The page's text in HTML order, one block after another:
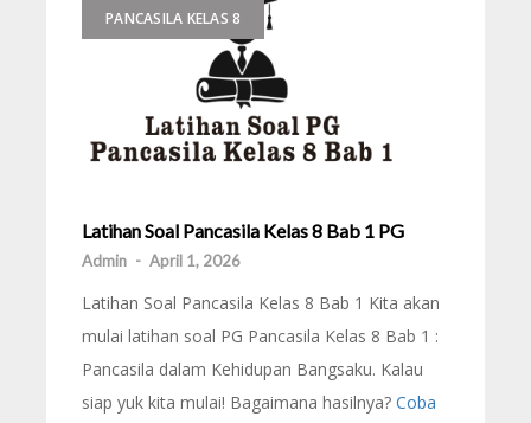
PANCASILA KELAS 8
Latihan Soal Pancasila Kelas 8 Bab 1 PG
Admin - April 1, 2026
Latihan Soal Pancasila Kelas 8 Bab 1 Kita akan
mulai latihan soal PG Pancasila Kelas 8 Bab 1 :
Pancasila dalam Kehidupan Bangsaku. Kalau
siap yuk kita mulai! Bagaimana hasilnya? Coba